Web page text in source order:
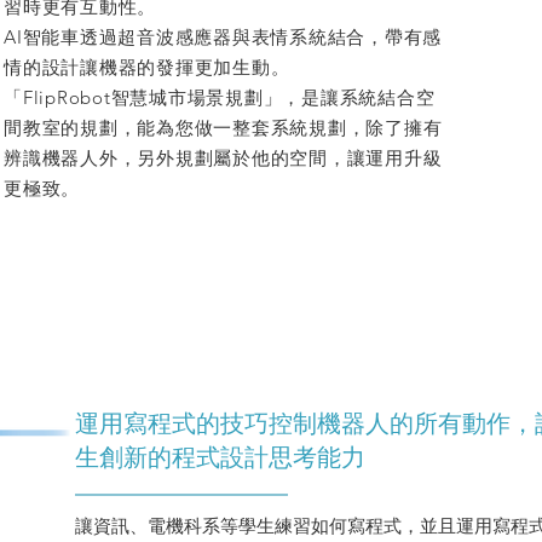
習時更有互動性。
AI智能車透過超音波感應器與表情系統結合，帶有感
情的設計讓機器的發揮更加生動。
「FlipRobot智慧城市場景規劃」，是讓系統結合空
間教室的規劃，能為您做一整套系統規劃，除了擁有
辨識機器人外，另外規劃屬於他的空間，讓運用升級
更極致。
運用寫程式的技巧控制機器人的所有動作，
生創新的程式設計思考能力
讓資訊、電機科系等學生練習如何寫程式，並且運用寫程